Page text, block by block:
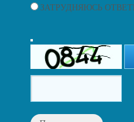
ЗАТРУДНЯЮСЬ